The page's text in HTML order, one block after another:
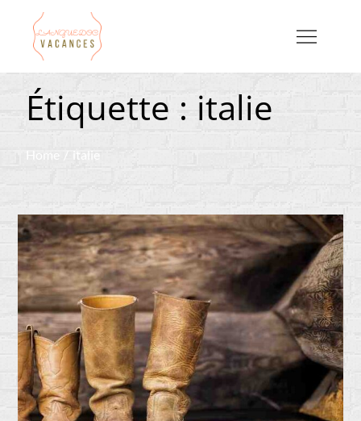
content
Languedoc Vacances
Étiquette : italie
Home italie